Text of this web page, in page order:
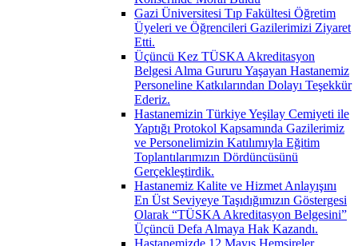
Gazi Üniversitesi Tıp Fakültesi Öğretim
Üyeleri ve Öğrencileri Gazilerimizi Ziyaret
Etti.
Üçüncü Kez TÜSKA Akreditasyon
Belgesi Alma Gururu Yaşayan Hastanemiz
Personeline Katkılarından Dolayı Teşekkür
Ederiz.
Hastanemizin Türkiye Yeşilay Cemiyeti ile
Yaptığı Protokol Kapsamında Gazilerimiz
ve Personelimizin Katılımıyla Eğitim
Toplantılarımızın Dördüncüsünü
Gerçekleştirdik.
Hastanemiz Kalite ve Hizmet Anlayışını
En Üst Seviyeye Taşıdığımızın Göstergesi
Olarak “TÜSKA Akreditasyon Belgesini”
Üçüncü Defa Almaya Hak Kazandı.
Hastanemizde 12 Mayıs Hemşireler